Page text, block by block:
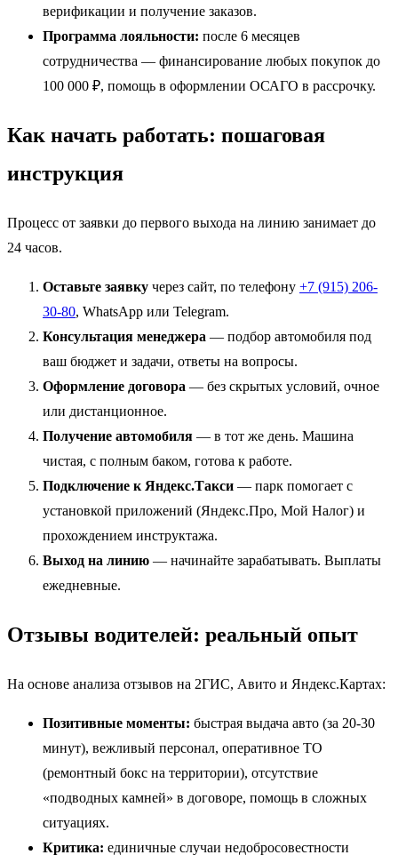
верификации и получение заказов.
Программа лояльности: после 6 месяцев
сотрудничества — финансирование любых покупок до
100 000 ₽, помощь в оформлении ОСАГО в рассрочку.
Как начать работать: пошаговая
инструкция
Процесс от заявки до первого выхода на линию занимает до
24 часов.
Оставьте заявку через сайт, по телефону +7 (915) 206-
30-80, WhatsApp или Telegram.
Консультация менеджера — подбор автомобиля под
ваш бюджет и задачи, ответы на вопросы.
Оформление договора — без скрытых условий, очное
или дистанционное.
Получение автомобиля — в тот же день. Машина
чистая, с полным баком, готова к работе.
Подключение к Яндекс.Такси — парк помогает с
установкой приложений (Яндекс.Про, Мой Налог) и
прохождением инструктажа.
Выход на линию — начинайте зарабатывать. Выплаты
ежедневные.
Отзывы водителей: реальный опыт
На основе анализа отзывов на 2ГИС, Авито и Яндекс.Картах:
Позитивные моменты: быстрая выдача авто (за 20-30
минут), вежливый персонал, оперативное ТО
(ремонтный бокс на территории), отсутствие
«подводных камней» в договоре, помощь в сложных
ситуациях.
Критика: единичные случаи недобросовестности